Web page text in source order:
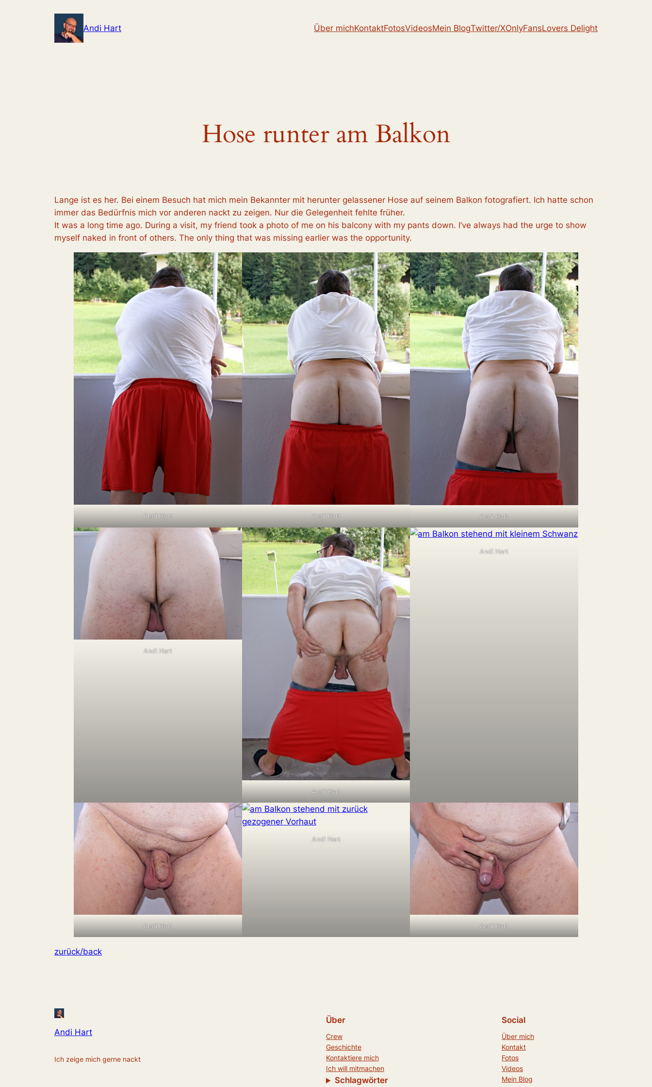
Andi Hart Über michKontaktFotosVideosMein BlogTwitter/XOnlyFansLovers Delight
Hose runter am Balkon
Lange ist es her. Bei einem Besuch hat mich mein Bekannter mit herunter gelassener Hose auf seinem Balkon fotografiert. Ich hatte schon
immer das Bedürfnis mich vor anderen nackt zu zeigen. Nur die Gelegenheit fehlte früher.
It was a long time ago. During a visit, my friend took a photo of me on his balcony with my pants down. I’ve always had the urge to show
myself naked in front of others. The only thing that was missing earlier was the opportunity.
Andi Hart Andi Hart Andi Hart
Andi Hart
Andi Hart
Andi Hart
Andi Hart
Andi Hart
Andi Hart
zurück/back
Andi Hart
Ich zeige mich gerne nackt
Über
Crew
Geschichte
Kontaktiere mich
Ich will mitmachen
Schlagwörter
Social
Über mich
Kontakt
Fotos
Videos
Mein Blog